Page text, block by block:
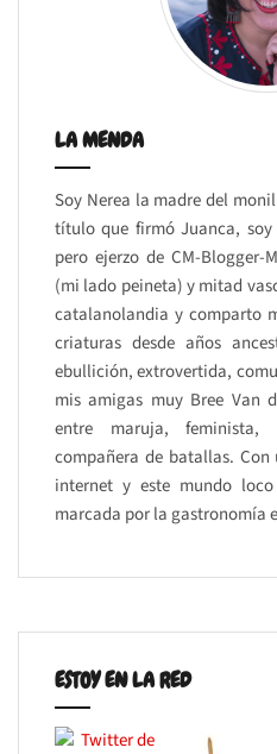
LA MENDA
Soy Nerea la madre del
título que firmó Juanca, soy
pero ejerzo de CM-Blogger-
(mi lado peineta) y mitad
catalanolandia y comparto
criaturas desde años
ebullición, extrovertida,
mis amigas muy Bree Van
entre maruja,
compañera de batallas.
internet y este mundo
marcada por la gastronomía
ESTOY EN LA RED